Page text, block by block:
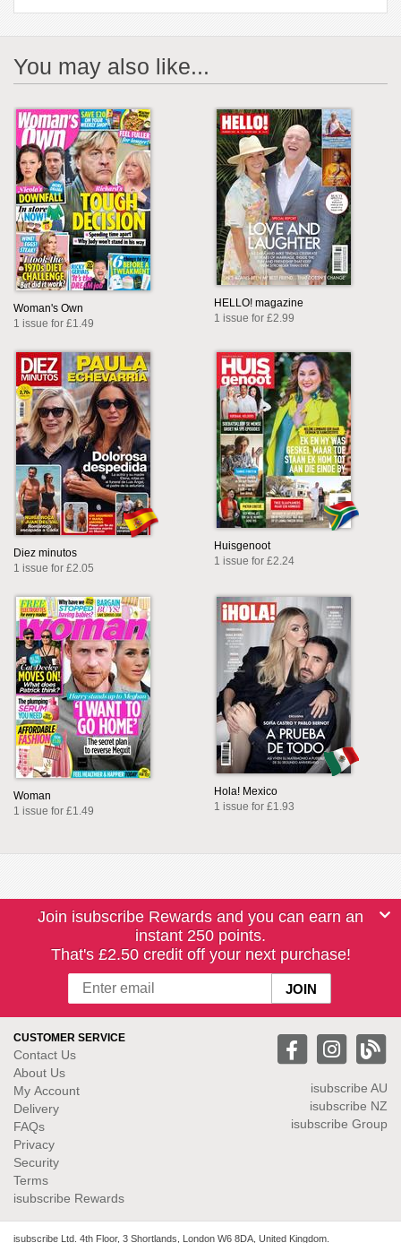
You may also like...
Woman's Own
1 issue for £1.49
HELLO! magazine
1 issue for £2.99
Diez minutos
1 issue for £2.05
Huisgenoot
1 issue for £2.24
Woman
1 issue for £1.49
Hola! Mexico
1 issue for £1.93
Join isubscribe Rewards and you can earn an
instant 250 points.
That's £2.50 credit off your next purchase!
CUSTOMER SERVICE
Contact Us
About Us
My Account
Delivery
FAQs
Privacy
Security
Terms
isubscribe Rewards
isubscribe AU
isubscribe NZ
isubscribe Group
isubscribe Ltd. 4th Floor, 3 Shortlands, London W6 8DA, United Kingdom.